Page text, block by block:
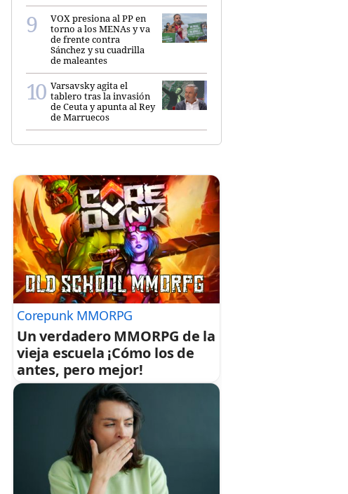
VOX presiona al PP en
torno a los MENAs y va
de frente contra
Sánchez y su cuadrilla
de maleantes
Varsavsky agita el
tablero tras la invasión
de Ceuta y apunta al Rey
de Marruecos
Corepunk MMORPG
Un verdadero MMORPG de la
vieja escuela ¡Cómo los de
antes, pero mejor!